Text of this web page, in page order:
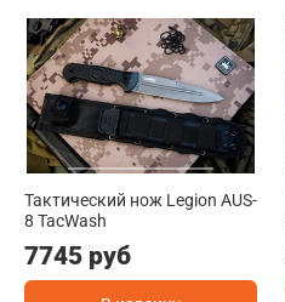
Тактический нож Legion AUS-
8 TacWash
7745 руб